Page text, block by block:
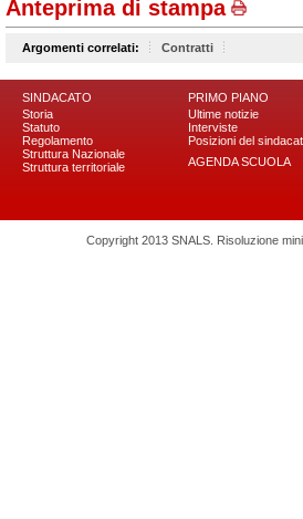
Anteprima di stampa
Argomenti correlati: Contratti
SINDACATO
Storia
Statuto
Regolamento
Struttura Nazionale
Struttura territoriale
PRIMO PIANO
Ultime notizie
Interviste
Posizioni del
AGENDA SCUOLA
Copyright 2013 SNALS. Risoluzione